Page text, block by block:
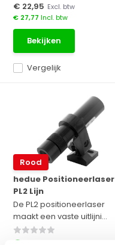
Vergelijk
€ 22,95 Excl. btw
€ 27,77 Incl. btw
Bekijken
Rood
hedue Positioneerlaser
PL2 Lijn
De PL2 positioneerlaser
maakt een vaste uitlijni...